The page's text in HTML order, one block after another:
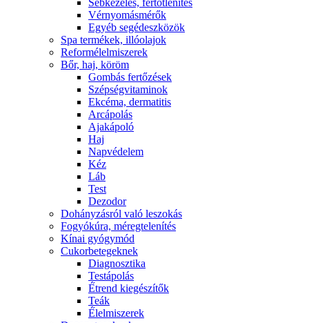
Sebkezelés, fertőtlenítés
Vérnyomásmérők
Egyéb segédeszközök
Spa termékek, illóolajok
Reformélelmiszerek
Bőr, haj, köröm
Gombás fertőzések
Szépségvitaminok
Ekcéma, dermatitis
Arcápolás
Ajakápoló
Haj
Napvédelem
Kéz
Láb
Test
Dezodor
Dohányzásról való leszokás
Fogyókúra, méregtelenítés
Kínai gyógymód
Cukorbetegeknek
Diagnosztika
Testápolás
É́trend kiegészítők
Teák
É́lelmiszerek